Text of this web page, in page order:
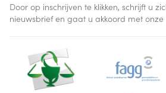
Door op inschrijven te klikken, schrijft u
nieuwsbrief en gaat u akkoord met onze